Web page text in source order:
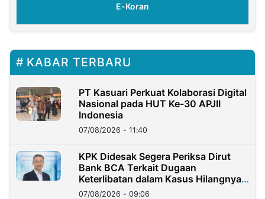
E-Koran
KABAR TERBARU
PT Kasuari Perkuat Kolaborasi Digital
Nasional pada HUT Ke-30 APJII
Indonesia
07/08/2026 - 11:40
KPK Didesak Segera Periksa Dirut
Bank BCA Terkait Dugaan
Keterlibatan dalam Kasus Hilangnya
Dana Nasabah Rp2,58 Miliar
07/08/2026 - 09:06